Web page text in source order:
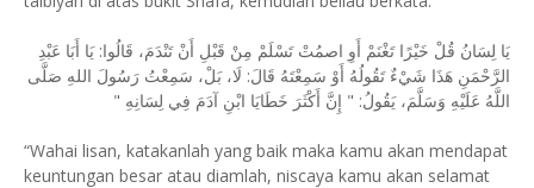
يَا لِسَانُ قُلْ خَيْرًا تَغْنَمْ أَوِ اصمُتْ تَسْلَمْ مِنْ قَبْلِ أَنْ تَنْدَمَ، قَالُوا: يَا أَبَا عَبْدِ
الرَّحْمَنِ هَذَا شَيْءٌ تَقُولُهُ أَوْ سَمِعْتَهُ قَالَ: لَا، بَلْ، سَمِعْتُ رَسُولَ اللهِ صَلَّى
اللَّهُ عَلَيْهِ وَسَلَّمَ، يَقُولُ: " إِنَّ أَكْثَرَ خَطَايَا ابْنِ آدَمَ فِي لِسَانِهِ "
“Wahai lisan, katakanlah yang baik maka kamu akan mendapat
keuntungan besar atau diamlah, niscaya kamu akan selamat